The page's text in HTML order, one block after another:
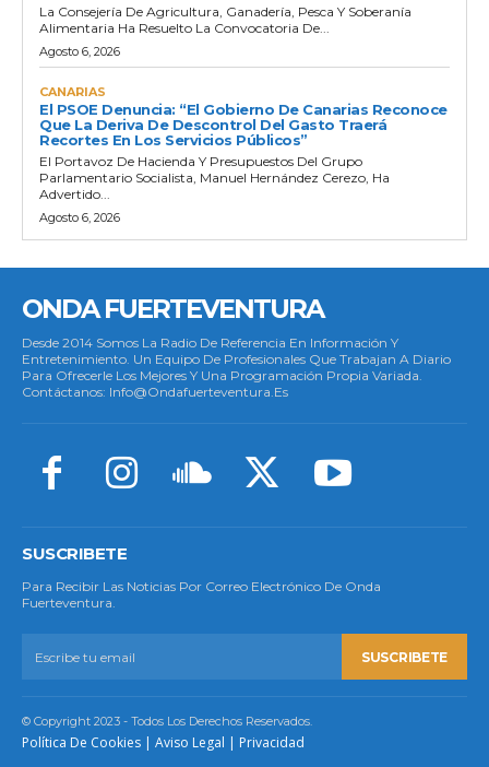
La Consejería De Agricultura, Ganadería, Pesca Y Soberanía
Alimentaria Ha Resuelto La Convocatoria De...
Agosto 6, 2026
CANARIAS
El PSOE Denuncia: “El Gobierno De Canarias Reconoce
Que La Deriva De Descontrol Del Gasto Traerá
Recortes En Los Servicios Públicos”
El Portavoz De Hacienda Y Presupuestos Del Grupo
Parlamentario Socialista, Manuel Hernández Cerezo, Ha
Advertido...
Agosto 6, 2026
ONDA FUERTEVENTURA
Desde 2014 Somos La Radio De Referencia En Información Y
Entretenimiento. Un Equipo De Profesionales Que Trabajan A Diario
Para Ofrecerle Los Mejores Y Una Programación Propia Variada.
Contáctanos: Info@ondafuerteventura.es
SUSCRIBETE
Para Recibir Las Noticias Por Correo Electrónico De Onda
Fuerteventura.
SUSCRIBETE
© Copyright 2023 - Todos Los Derechos Reservados.
Política De Cookies | Aviso Legal | Privacidad